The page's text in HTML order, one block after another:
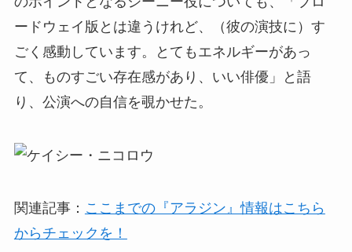
ードウェイ版とは違うけれど、（彼の演技に）す
ごく感動しています。とてもエネルギーがあっ
て、ものすごい存在感があり、いい俳優」と語
り、公演への自信を覗かせた。
関連記事： ここまでの『アラジン』情報はこちら
からチェックを！